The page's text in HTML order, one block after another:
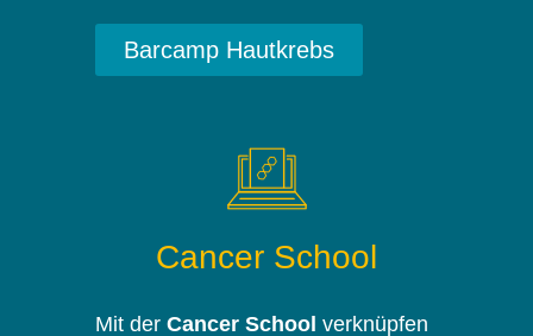
Barcamp Hautkrebs
Cancer School
Mit der Cancer School verknüpfen